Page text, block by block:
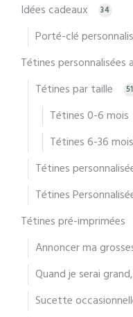
Idées cadeaux 34
Porté-clé
Tétines personnalisées
Tétines par taille 51
Tétines 0-6 mois
Tétines 6-36 mois
Tétines
Tétines
Tétines pré-imprimées
Annoncer ma
Quand je serai
Sucette